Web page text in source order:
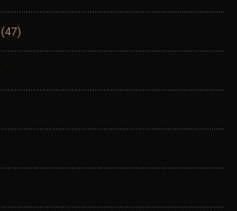
(47)